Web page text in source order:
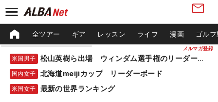
メルマガ登録
全ツアー ギア レッスン ライフ 漫画 ゴル
米国男子 松山英樹ら出場 ウィンダム選手権のリーダーボード
国内女子 北海道meijiカップ リーダーボード
米国女子 最新の世界ランキング